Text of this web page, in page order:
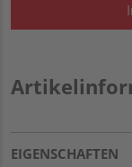
EIGENSCHAFTEN